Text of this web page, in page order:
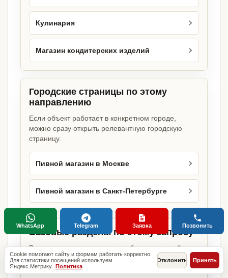
Кулинария
Магазин кондитерских изделий
Городские страницы по этому
направлению
Если объект работает в конкретном городе,
можно сразу открыть релевантную городскую
страницу.
Пивной магазин в Москве
Пивной магазин в Санкт-Петербурге
Базовые разделы по этому запросу
Родительские страницы дают более широкий
обзор услуги, объекта или региона без лишних
переходов.
Cookie помогают сайту и формам работать корректно.
Для статистики посещений используем
Яндекс.Метрику. Политика
Отклонить Принять
WhatsApp Telegram Заявка Позвонить